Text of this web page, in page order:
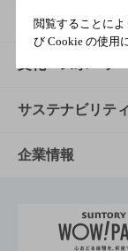
商品TOP
商品発売情報
栄養成分一覧
知る・楽しむ
キャンペーン
工場見学
地域情報
文化・スポー
サントリーホ
サントリーサ
サステナビリティ
サステナビリ
サントリー
企業情報
企業概要
閲覧することによ
び Cookie の使用